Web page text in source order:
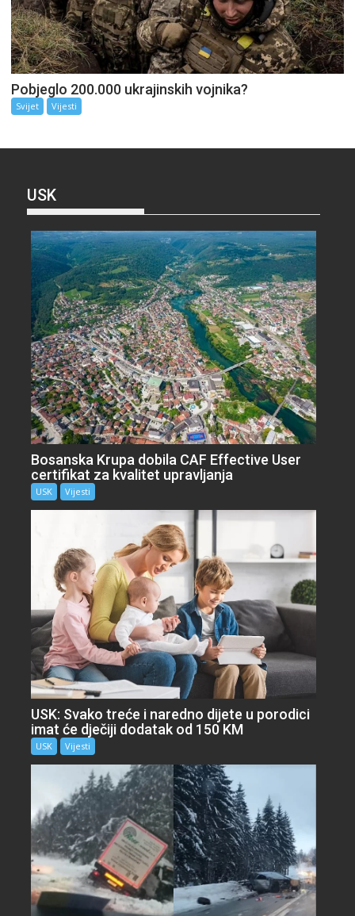
Pobjeglo 200.000 ukrajinskih vojnika?
Svijet Vijesti
USK
Bosanska Krupa dobila CAF Effective User
certifikat za kvalitet upravljanja
USK Vijesti
USK: Svako treće i naredno dijete u porodici
imat će dječiji dodatak od 150 KM
USK Vijesti